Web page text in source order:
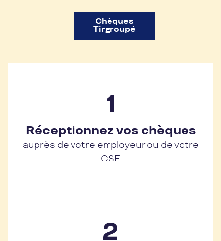
Chèques
Tirgroupé
Réceptionnez vos chèques
auprès de votre employeur ou de votre
CSE